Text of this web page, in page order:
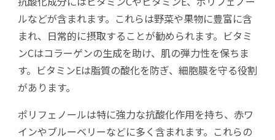
ルなどが含まれます。これらは野菜や果物に豊富に含
まれ、日常的に摂取することが勧められます。ビタミ
ンCはコラーゲンの生成を助け、肌の弾力性を保ちま
す。ビタミンEは脂質の酸化を防ぎ、細胞膜を守る役割
があります。
ポリフェノールは特に強力な抗酸化作用を持ち、赤ワ
インやブルーベリーなどに多く含まれます。これらの